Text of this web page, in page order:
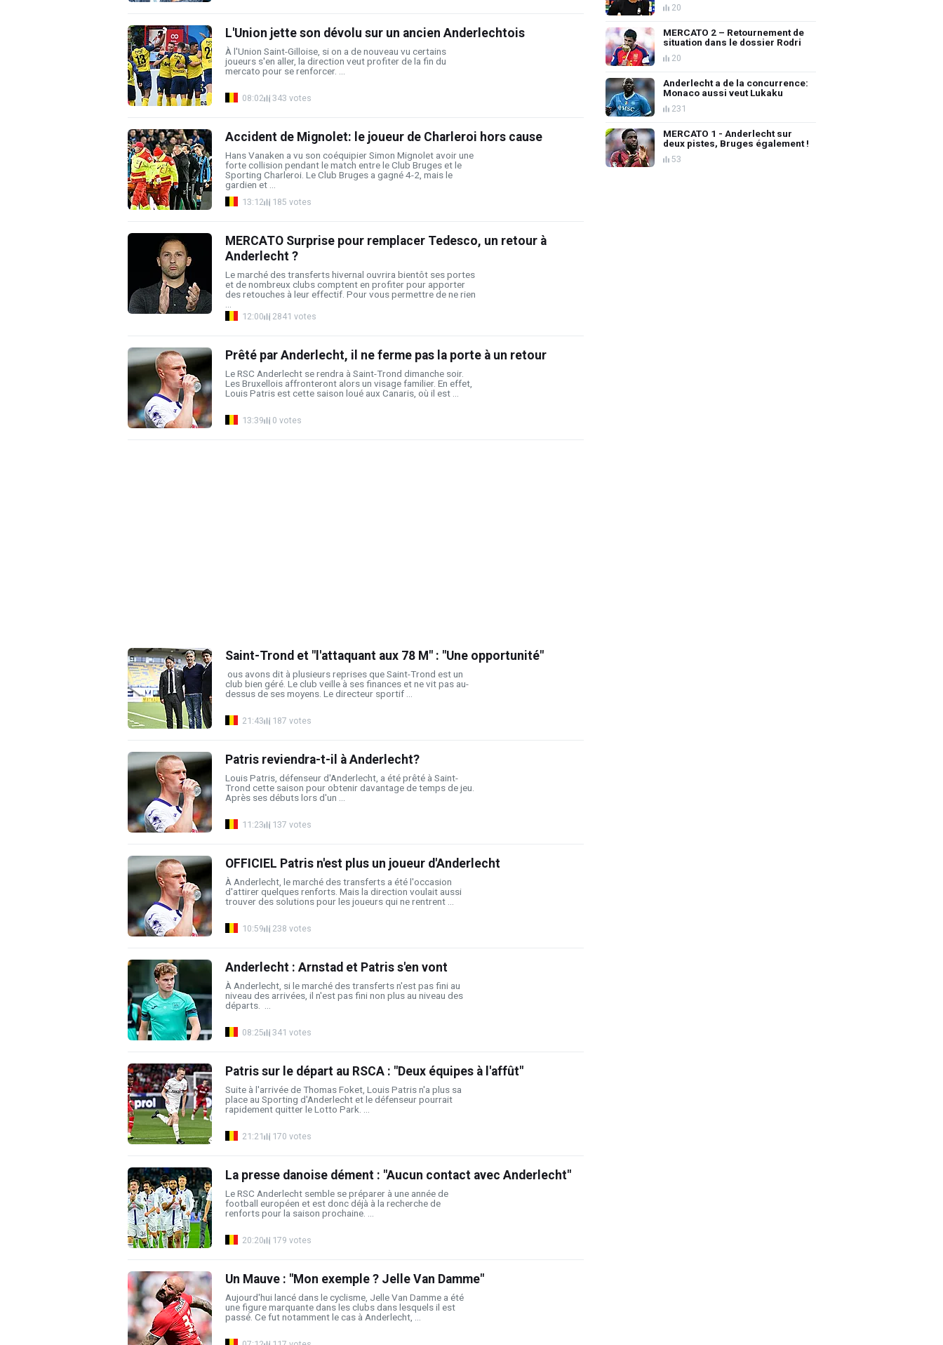
L'Union jette son dévolu sur un ancien Anderlechtois
À l'Union Saint-Gilloise, si on a de nouveau vu certains
joueurs s'en aller, la direction veut profiter de la fin du
mercato pour se renforcer. ...
08:02 343 votes
Accident de Mignolet: le joueur de Charleroi hors cause
Hans Vanaken a vu son coéquipier Simon Mignolet avoir une
forte collision pendant le match entre le Club Bruges et le
Sporting Charleroi. Le Club Bruges a gagné 4-2, mais le
gardien et ...
13:12 185 votes
MERCATO Surprise pour remplacer Tedesco, un retour à
Anderlecht ?
Le marché des transferts hivernal ouvrira bientôt ses portes
et de nombreux clubs comptent en profiter pour apporter
des retouches à leur effectif. Pour vous permettre de ne rien
12:00 2841 votes
Prêté par Anderlecht, il ne ferme pas la porte à un retour
Le RSC Anderlecht se rendra à Saint-Trond dimanche soir.
Les Bruxellois affronteront alors un visage familier. En effet,
Louis Patris est cette saison loué aux Canaris, où il est ...
13:39 0 votes
Saint-Trond et "l'attaquant aux 78 M" : "Une opportunité"
ous avons dit à plusieurs reprises que Saint-Trond est un
club bien géré. Le club veille à ses finances et ne vit pas au-
dessus de ses moyens. Le directeur sportif ...
21:43 187 votes
Patris reviendra-t-il à Anderlecht?
Louis Patris, défenseur d'Anderlecht, a été prêté à Saint-
Trond cette saison pour obtenir davantage de temps de jeu.
Après ses débuts lors d'un ...
11:23 137 votes
OFFICIEL Patris n'est plus un joueur d'Anderlecht
À Anderlecht, le marché des transferts a été l'occasion
d'attirer quelques renforts. Mais la direction voulait aussi
trouver des solutions pour les joueurs qui ne rentrent ...
10:59 238 votes
Anderlecht : Arnstad et Patris s'en vont
À Anderlecht, si le marché des transferts n'est pas fini au
niveau des arrivées, il n'est pas fini non plus au niveau des
départs. ...
08:25 341 votes
Patris sur le départ au RSCA : "Deux équipes à l'affût"
Suite à l'arrivée de Thomas Foket, Louis Patris n'a plus sa
place au Sporting d'Anderlecht et le défenseur pourrait
rapidement quitter le Lotto Park. ...
21:21 170 votes
La presse danoise dément : "Aucun contact avec Anderlecht"
Le RSC Anderlecht semble se préparer à une année de
football européen et est donc déjà à la recherche de
renforts pour la saison prochaine. ...
20:20 179 votes
Un Mauve : "Mon exemple ? Jelle Van Damme"
Aujourd'hui lancé dans le cyclisme, Jelle Van Damme a été
une figure marquante dans les clubs dans lesquels il est
passé. Ce fut notamment le cas à Anderlecht, ...
20
MERCATO 2 – Retournement de
situation dans le dossier Rodri
20
Anderlecht a de la concurrence:
Monaco aussi veut Lukaku
231
MERCATO 1 - Anderlecht sur
deux pistes, Bruges également !
53